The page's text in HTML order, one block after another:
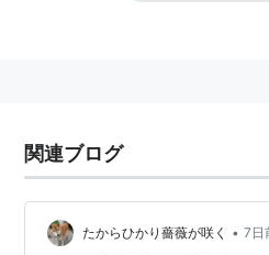
*1:表語文字は、一字で語れる
関連ブログ
たからひかり薔薇が咲く • 7日